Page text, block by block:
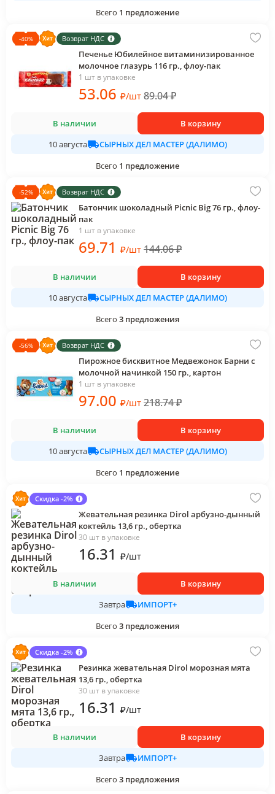
Всего 1 предложение
-40% Возврат НДС
Печенье Юбилейное витаминизированное
молочное глазурь 116 гр., флоу-пак
1 шт в упаковке
53.06 ₽/шт 89.04₽
В наличии
В корзину
10 августа
СЫРНЫХ ДЕЛ МАСТЕР (ДАЛИМО)
Всего 1 предложение
-52% Возврат НДС
Батончик шоколадный Picnic Big 76 гр., флоу-
пак
1 шт в упаковке
69.71 ₽/шт 144.06₽
В наличии
В корзину
10 августа
СЫРНЫХ ДЕЛ МАСТЕР (ДАЛИМО)
Всего 3 предложения
-56% Возврат НДС
Пирожное бисквитное Медвежонок Барни с
молочной начинкой 150 гр., картон
1 шт в упаковке
97.00 ₽/шт 218.74₽
В наличии
В корзину
10 августа
СЫРНЫХ ДЕЛ МАСТЕР (ДАЛИМО)
Всего 1 предложение
Скидка -2%
Жевательная резинка Dirol арбузно-дынный
коктейль 13,6 гр., обертка
30 шт в упаковке
16.31 ₽/шт
В наличии
В корзину
Завтра
ИМПОРТ+
Всего 3 предложения
Скидка -2%
Резинка жевательная Dirol морозная мята
13,6 гр., обертка
30 шт в упаковке
16.31 ₽/шт
В наличии
В корзину
Завтра
ИМПОРТ+
Всего 3 предложения